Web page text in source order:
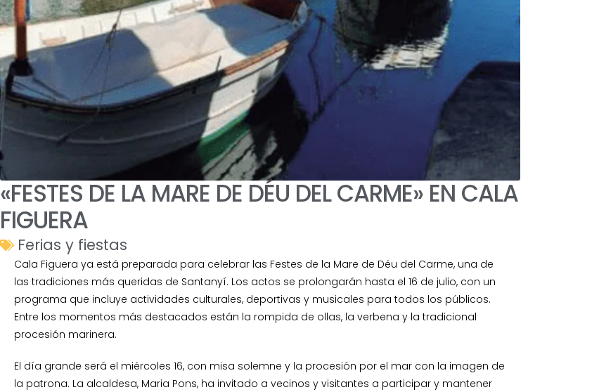
«FESTES DE LA MARE DE DÉU DEL CARME» EN CALA
FIGUERA
Ferias y fiestas
Cala Figuera ya está preparada para celebrar las Festes de la Mare de Déu del Carme, una de
las tradiciones más queridas de Santanyí. Los actos se prolongarán hasta el 16 de julio, con un
programa que incluye actividades culturales, deportivas y musicales para todos los públicos.
Entre los momentos más destacados están la rompida de ollas, la verbena y la tradicional
procesión marinera.
El día grande será el miércoles 16, con misa solemne y la procesión por el mar con la imagen de
la patrona. La alcaldesa, Maria Pons, ha invitado a vecinos y visitantes a participar y mantener